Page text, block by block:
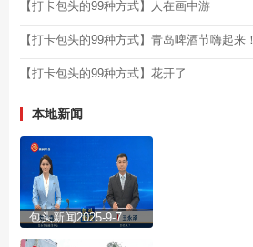
【打卡包头的99种方式】人在画中游
【打卡包头的99种方式】青岛啤酒节嗨起来！
【打卡包头的99种方式】花开了
本地新闻
包头新闻2025-9-7